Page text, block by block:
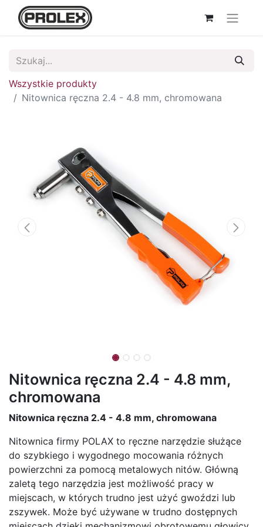
Wszystkie produkty
Nitownica ręczna 2.4 - 4.8 mm, chromowana
Nitownica ręczna 2.4 - 4.8 mm,
chromowana
Nitownica ręczna 2.4 - 4.8 mm, chromowana
Nitownica firmy POLAX to ręczne narzędzie służące
do szybkiego i wygodnego mocowania różnych
powierzchni za pomocą metalowych nitów. Główną
zaletą tego narzędzia jest możliwość pracy w
miejscach, w których trudno jest użyć gwoździ lub
zszywek. Może być używane w trudno dostępnych